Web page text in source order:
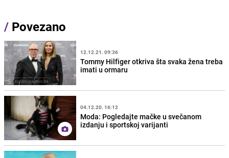
/ Povezano
12.12.21. 09:36
Tommy Hilfiger otkriva šta svaka žena treba
imati u ormaru
04.12.20. 16:12
Moda: Pogledajte mačke u svečanom
izdanju i sportskoj varijanti